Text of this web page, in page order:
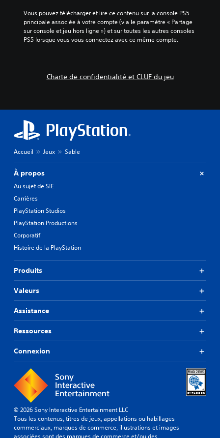
Vous pouvez télécharger et lire ce contenu sur la console PS5
principale associée à votre compte (via le paramètre « Partage
sur console et jeu hors ligne ») et sur toutes les autres consoles
PS5 lorsque vous vous connectez avec ce même compte.
Charte de confidentialité et CLUF du jeu
Accueil Jeux Sable
À propos
Au sujet de SIE
Carrières
PlayStation Studios
PlayStation Productions
Corporatif
Histoire de la PlayStation
Produits
Valeurs
Assistance
Ressources
Connexion
© 2026 Sony Interactive Entertainment LLC
Tous les contenus, titres de jeux, appellations ou habillages
commerciaux, marques de commerce, illustrations et images
associées sont des marques de commerce et/ou des